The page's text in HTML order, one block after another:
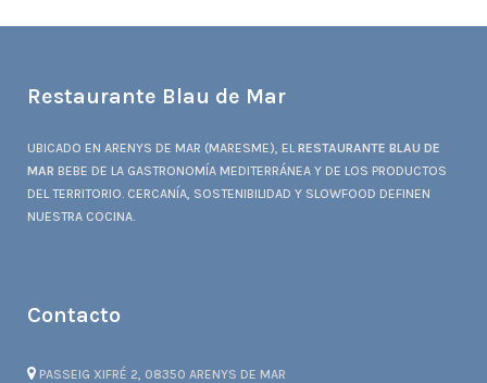
Restaurante Blau de Mar
UBICADO EN ARENYS DE MAR (MARESME), ELRESTAURANTE BLAU DE
MAR BEBE DE LA GASTRONOMÍA MEDITERRÁNEA Y DE LOS PRODUCTOS
DEL TERRITORIO. CERCANÍA, SOSTENIBILIDAD Y SLOWFOOD DEFINEN
NUESTRA COCINA.
Contacto
PASSEIG XIFRÉ 2, 08350 ARENYS DE MAR